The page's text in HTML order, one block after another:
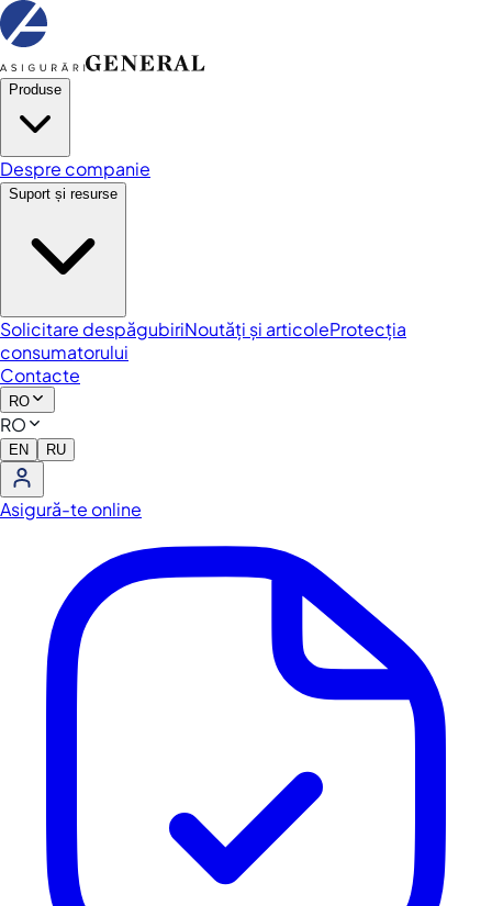
Produse
Despre companie
Suport și resurse
Solicitare despăgubiriNoutăți și articoleProtecția
consumatorului
Contacte
RO
RO
EN RU
Asigură-te online